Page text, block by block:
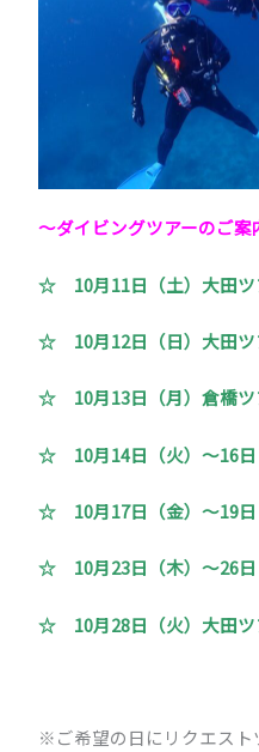
～ダイビングツアーのご案
☆ 10月11日（土）大田ツ
☆ 10月12日（日）大田ツ
☆ 10月13日（月）倉橋ツ
☆ 10月14日（火）～16日
☆ 10月17日（金）～19日
☆ 10月23日（木）～26日
☆ 10月28日（火）大田ツ
※ご希望の日にリクエスト